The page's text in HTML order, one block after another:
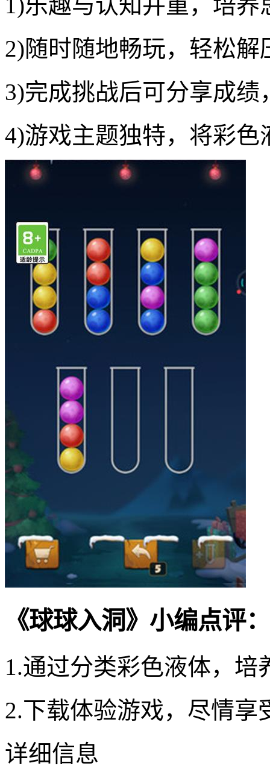
2)随时随地畅玩，轻松
3)完成挑战后可分享成
4)游戏主题独特，将彩
《球球入洞》小编点评：
1.通过分类彩色液体，
2.下载体验游戏，尽情享
详细信息